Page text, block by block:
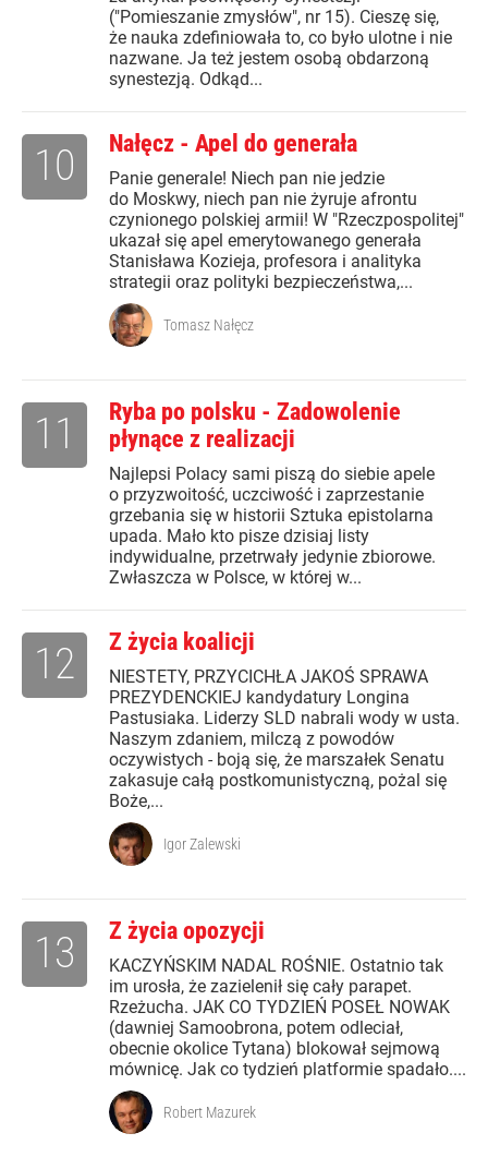
("Pomieszanie zmysłów", nr 15). Cieszę się,
że nauka zdefiniowała to, co było ulotne i nie
nazwane. Ja też jestem osobą obdarzoną
synestezją. Odkąd...
Nałęcz - Apel do generała
Panie generale! Niech pan nie jedzie
do Moskwy, niech pan nie żyruje afrontu
czynionego polskiej armii! W "Rzeczpospolitej"
ukazał się apel emerytowanego generała
Stanisława Kozieja, profesora i analityka
strategii oraz polityki bezpieczeństwa,...
10
Tomasz Nałęcz
Ryba po polsku - Zadowolenie
płynące z realizacji
Najlepsi Polacy sami piszą do siebie apele
o przyzwoitość, uczciwość i zaprzestanie
grzebania się w historii Sztuka epistolarna
upada. Mało kto pisze dzisiaj listy
indywidualne, przetrwały jedynie zbiorowe.
Zwłaszcza w Polsce, w której w...
11
Z życia koalicji
NIESTETY, PRZYCICHŁA JAKOŚ SPRAWA
PREZYDENCKIEJ kandydatury Longina
Pastusiaka. Liderzy SLD nabrali wody w usta.
Naszym zdaniem, milczą z powodów
oczywistych - boją się, że marszałek Senatu
zakasuje całą postkomunistyczną, pożal się
Boże,...
12
Igor Zalewski
Z życia opozycji
KACZYŃSKIM NADAL ROŚNIE. Ostatnio tak
im urosła, że zazielenił się cały parapet.
Rzeżucha. JAK CO TYDZIEŃ POSEŁ NOWAK
(dawniej Samoobrona, potem odleciał,
obecnie okolice Tytana) blokował sejmową
mównicę. Jak co tydzień platformie spadało....
13
Robert Mazurek